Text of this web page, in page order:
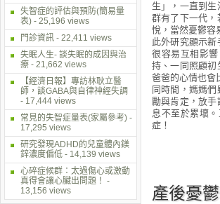
生」，一直到
群有了下一代，
悅，當然憂鬱容
此外研究顯示
很容易互相影
持、一同照顧初
爸爸的心情也會
同時間，媽媽
勵與肯定，放手
息不至於累壞
症！
產後憂
失智症的評估與預防(簡易量
表) - 25,196 views
門診資訊 - 22,411 views
失眠人生- 談失眠的成因與治
療 - 21,662 views
【經濟日報】專訪林耿立醫
師，談GABA與自律神經失調
- 17,444 views
常見的失智症量表(家屬參考) -
17,295 views
研究發現ADHD的兒童體內鎂
鋅濃度偏低 - 14,139 views
心碎症候群：太過傷心或激動
真得會讓心臟出問題！ -
13,156 views